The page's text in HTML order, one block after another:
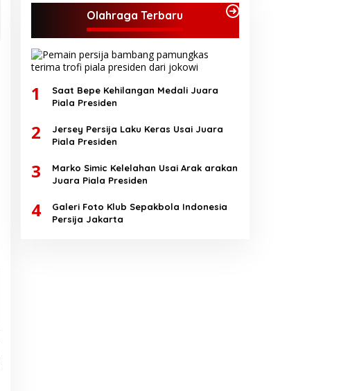
Olahraga Terbaru
1
Saat Bepe Kehilangan Medali Juara
Piala Presiden
2
Jersey Persija Laku Keras Usai Juara
Piala Presiden
3
Marko Simic Kelelahan Usai Arak arakan
Juara Piala Presiden
4
Galeri Foto Klub Sepakbola Indonesia
Persija Jakarta